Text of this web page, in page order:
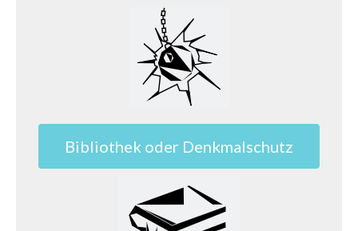
Bibliothek oder Denkmalschutz